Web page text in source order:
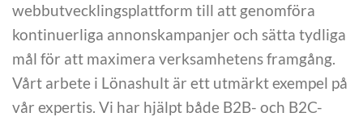
webbutvecklingsplattform till att genomföra
kontinuerliga annonskampanjer och sätta tydliga
mål för att maximera verksamhetens framgång.
Vårt arbete i Lönashult är ett utmärkt exempel på
vår expertis. Vi har hjälpt både B2B- och B2C-